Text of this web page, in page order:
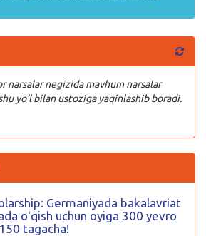
narsalar negizida mavhum narsalar
yo’l bilan ustoziga yaqinlashib boradi.
Germaniyada bakalavriat
oʻqish uchun oyiga 300 yevro
tagacha!